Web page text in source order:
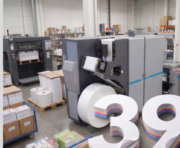
Blog
Vídeos Institucionais
Crédito e Financiamentos
Produtos e Serviços
Rótulos e Etiquetas
Gráfica Offset
Xeikon Impressoras
Xeikon Aplicações
Embalagem Cartão